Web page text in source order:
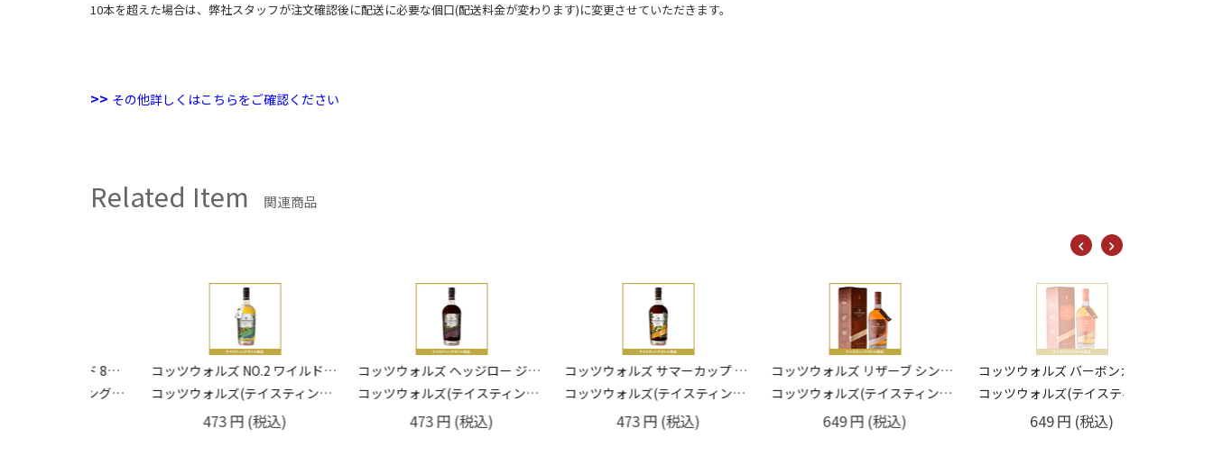
10本を超えた場合は、弊社スタッフが注文確認後に配送に必要な個口(配送料金が変わります)に変更させていただきます。
>> その他詳しくはこちらをご確認ください
Related Item 関連商品
コッツウォルズ NO.2 ワイルドフラワージン 41.7% 20ml
コッツウォルズ(テイスティングボトル)
(税込)
コッツウォルズ ヘッジロー ジン 40.6％ 20ml
コッツウォルズ(テイスティングボトル)
(税込)
コッツウォルズ サマーカップ 25％ 20ml
コッツウォルズ(テイスティングボトル)
(税込)
コッツウォルズ リザーブ シングルモルトウイスキー 1st フィル・バーボンカスク / レッドワインカスク 50% 20ml
コッツウォルズ(テイスティングボトル)
(税込)
コッツウォルズ バーボンカスク シングルモルトウイスキー 59.1% 20ml
コッツウォルズ(テイスティングボトル)
(税込)